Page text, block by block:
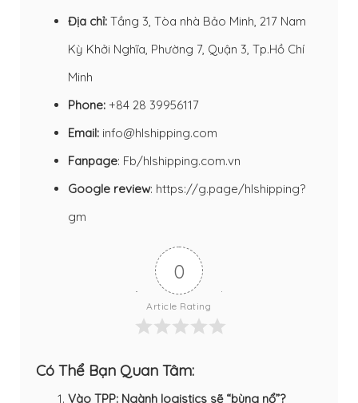
Địa chỉ: Tầng 3, Tòa nhà Bảo Minh, 217 Nam
Kỳ Khởi Nghĩa, Phường 7, Quận 3, Tp.Hồ Chí
Minh
Phone: +84 28 39956117
Email: info@hlshipping.com
Fanpage: Fb/hlshipping.com.vn
Google review: https://g.page/hlshipping?
gm
0
Article Rating
Có Thể Bạn Quan Tâm:
Vào TPP: Ngành logistics sẽ “bùng nổ”?